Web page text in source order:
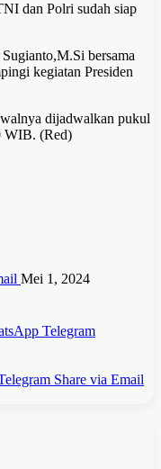
dan Polri sudah siap
bersama
kegiatan Presiden
dijadwalkan pukul
WIB. (Red)
Mei 1, 2024
Telegram
Share via Email